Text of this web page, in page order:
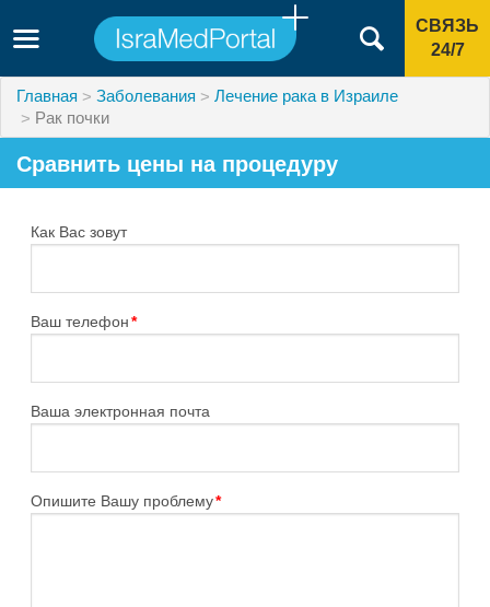
СВЯЗЬ
24/7
Главная Заболевания
Лечение рака в Израиле
Рак почки
Сравнить цены на процедуру
Как Вас зовут
Ваш телефон*
Ваша электронная почта
Опишите Вашу проблему*